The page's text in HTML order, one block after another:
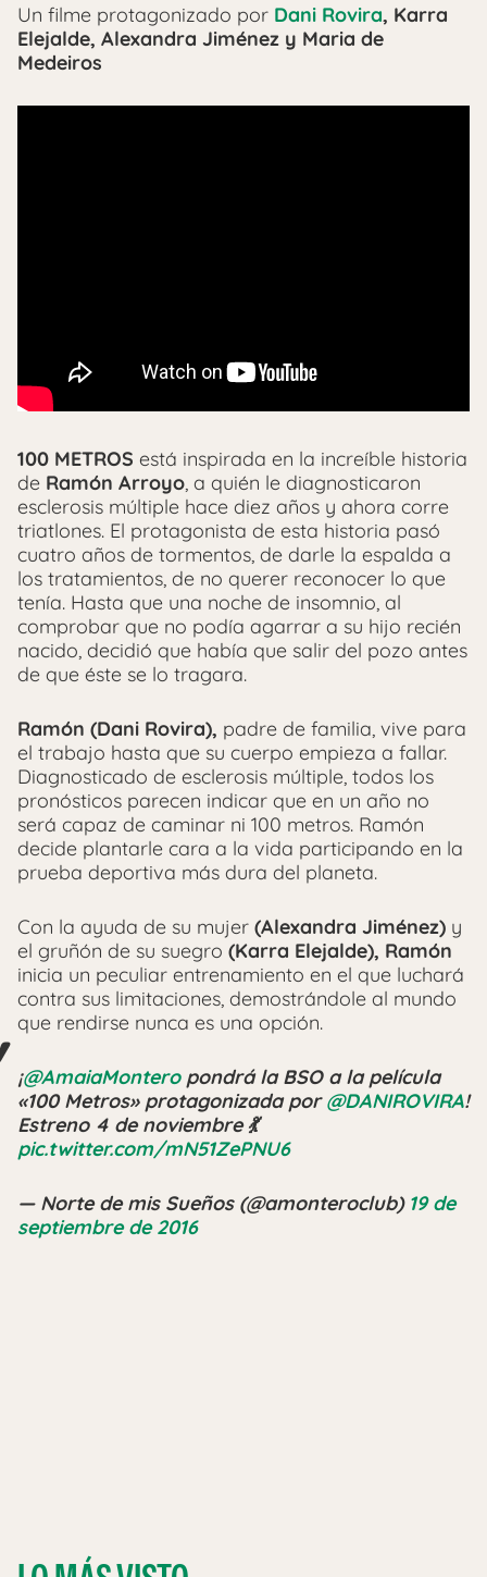
Un filme protagonizado por Dani Rovira, Karra
Elejalde, Alexandra Jiménez y Maria de
Medeiros
100 METROS está inspirada en la increíble historia
de Ramón Arroyo, a quién le diagnosticaron
esclerosis múltiple hace diez años y ahora corre
triatlones. El protagonista de esta historia pasó
cuatro años de tormentos, de darle la espalda a
los tratamientos, de no querer reconocer lo que
tenía. Hasta que una noche de insomnio, al
comprobar que no podía agarrar a su hijo recién
nacido, decidió que había que salir del pozo antes
de que éste se lo tragara.
Ramón (Dani Rovira), padre de familia, vive para
el trabajo hasta que su cuerpo empieza a fallar.
Diagnosticado de esclerosis múltiple, todos los
pronósticos parecen indicar que en un año no
será capaz de caminar ni 100 metros. Ramón
decide plantarle cara a la vida participando en la
prueba deportiva más dura del planeta.
Con la ayuda de su mujer (Alexandra Jiménez) y
el gruñón de su suegro (Karra Elejalde), Ramón
inicia un peculiar entrenamiento en el que luchará
contra sus limitaciones, demostrándole al mundo
que rendirse nunca es una opción.
¡@AmaiaMonteropondrá la BSO a la película
«100 Metros» protagonizada por@DANIROVIRA!
Estreno 4 de noviembre 💃
pic.twitter.com/mN51ZePNU6
— Norte de mis Sueños (@amonteroclub) 19 de
septiembre de 2016